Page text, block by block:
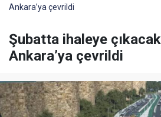
Ankara’ya çevrildi
Şubatta ihaleye
Ankara’ya çevrildi